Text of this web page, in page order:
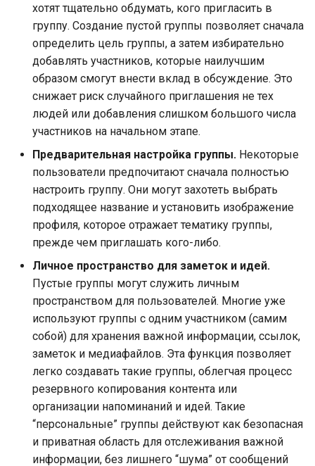
хотят тщательно обдумать, кого пригласить в
группу. Создание пустой группы позволяет сначала
определить цель группы, а затем избирательно
добавлять участников, которые наилучшим
образом смогут внести вклад в обсуждение. Это
снижает риск случайного приглашения не тех
людей или добавления слишком большого числа
участников на начальном этапе.
Предварительная настройка группы. Некоторые
пользователи предпочитают сначала полностью
настроить группу. Они могут захотеть выбрать
подходящее название и установить изображение
профиля, которое отражает тематику группы,
прежде чем приглашать кого-либо.
Личное пространство для заметок и идей.
Пустые группы могут служить личным
пространством для пользователей. Многие уже
используют группы с одним участником (самим
собой) для хранения важной информации, ссылок,
заметок и медиафайлов. Эта функция позволяет
легко создавать такие группы, облегчая процесс
резервного копирования контента или
организации напоминаний и идей. Такие
“персональные” группы действуют как безопасная
и приватная область для отслеживания важной
информации, без лишнего “шума” от сообщений